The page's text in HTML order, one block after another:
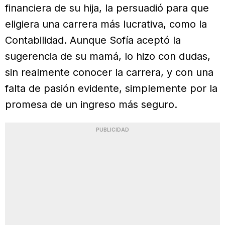
financiera de su hija, la persuadió para que
eligiera una carrera más lucrativa, como la
Contabilidad. Aunque Sofía aceptó la
sugerencia de su mamá, lo hizo con dudas,
sin realmente conocer la carrera, y con una
falta de pasión evidente, simplemente por la
promesa de un ingreso más seguro.
PUBLICIDAD